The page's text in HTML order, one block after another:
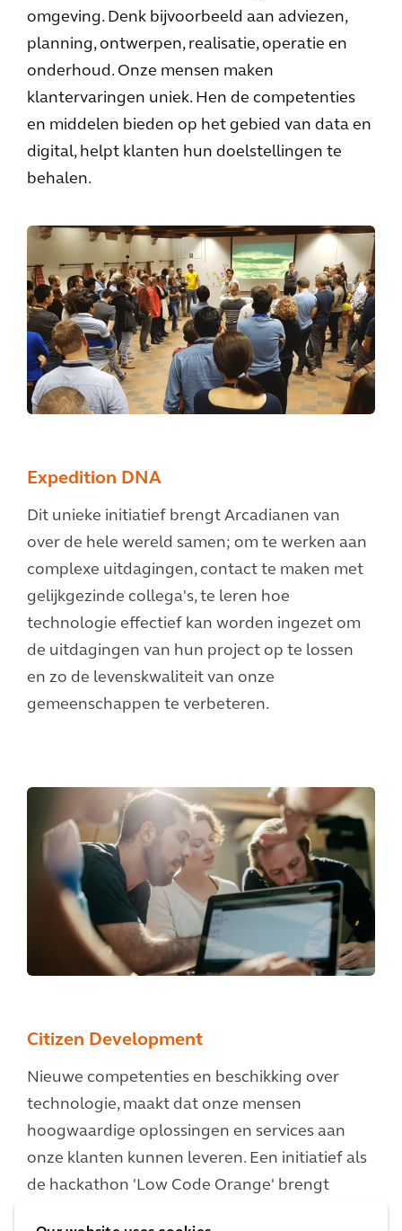
omgeving. Denk bijvoorbeeld aan adviezen,
planning, ontwerpen, realisatie, operatie en
onderhoud. Onze mensen maken
klantervaringen uniek. Hen de competenties
en middelen bieden op het gebied van data en
digital, helpt klanten hun doelstellingen te
behalen.
Expedition DNA
Dit unieke initiatief brengt Arcadianen van
over de hele wereld samen; om te werken aan
complexe uitdagingen, contact te maken met
gelijkgezinde collega's, te leren hoe
technologie effectief kan worden ingezet om
de uitdagingen van hun project op te lossen
en zo de levenskwaliteit van onze
gemeenschappen te verbeteren.
Citizen Development
Nieuwe competenties en beschikking over
technologie, maakt dat onze mensen
hoogwaardige oplossingen en services aan
onze klanten kunnen leveren. Een initiatief als
de hackathon 'Low Code Orange' brengt